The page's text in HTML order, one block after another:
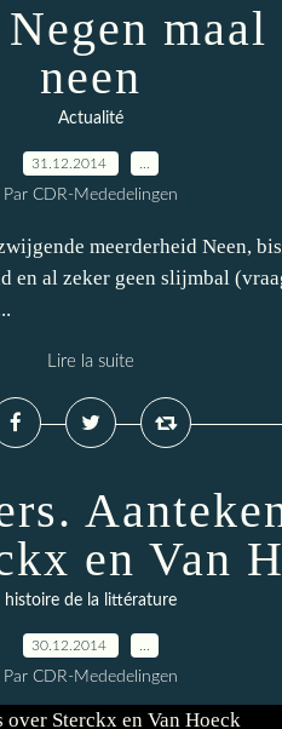
neen
Actualité
31.12.2014
Par CDR-Mededelingen
meerderheid Neen,
al zeker geen slijmbal
Lire la suite
en Van
histoire de la littérature
30.12.2014
Par CDR-Mededelingen